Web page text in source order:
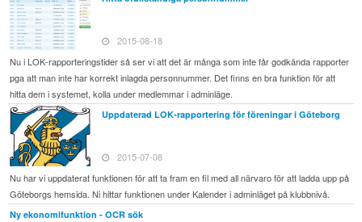
2015-08-18
Nu i LOK-rapporteringstider så ser vi att det är många som inte får godkända rapporter
pga att man inte har korrekt inlagda personnummer. Det finns en bra funktion för att
hitta dem i systemet, kolla under medlemmar i adminläge.
Uppdaterad LOK-rapportering för föreningar i Göteborg
2015-07-08
Nu har vi uppdaterat funktionen för att ta fram en fil med all närvaro för att ladda upp på
Göteborgs hemsida. Ni hittar funktionen under Kalender i adminläget på klubbnivå.
Ny ekonomifunktion - OCR sök